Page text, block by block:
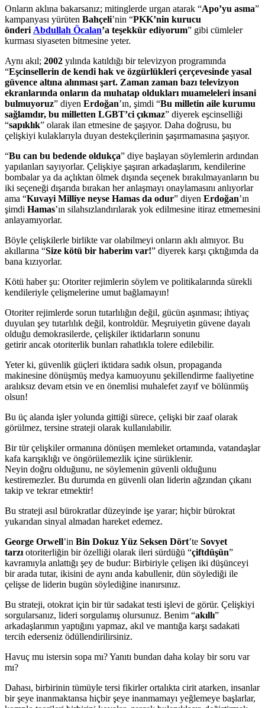
Onların aklına bakarsanız; mitinglerde urgan atarak “Apo’yu asma”
kampanyası yürüten Bahçeli’nin “PKK’nin kurucu
önderi Abdullah Öcalan’a teşekkür ediyorum” gibi cümleler
kurması siyaseten bitmesine yeter.
Aynı akıl; 2002 yılında katıldığı bir televizyon programında
“Eşcinsellerin de kendi hak ve özgürlükleri çerçevesinde yasal
güvence altına alınması şart. Zaman zaman bazı televizyon
ekranlarında onların da muhatap oldukları muameleleri insani
bulmuyoruz” diyen Erdoğan’ın, şimdi “Bu milletin aile kurumu
sağlamdır, bu milletten LGBT’ci çıkmaz” diyerek eşcinselliği
“sapıklık” olarak ilan etmesine de şaşıyor. Daha doğrusu, bu
çelişkiyi kulaklarıyla duyan destekçilerinin şaşırmamasına şaşıyor.
“Bu can bu bedende oldukça” diye başlayan söylemlerin ardından
yapılanları sayıyorlar. Çelişkiye şaşıran arkadaşlarım, kendilerine
bombalar ya da açlıktan ölmek dışında seçenek bırakılmayanların bu
iki seçeneği dışarıda bırakan her anlaşmayı onaylamasını anlıyorlar
ama “Kuvayi Milliye neyse Hamas da odur” diyen Erdoğan’ın
şimdi Hamas’ın silahsızlandırılarak yok edilmesine itiraz etmemesini
anlayamıyorlar.
Böyle çelişkilerle birlikte var olabilmeyi onların aklı almıyor. Bu
akıllarına “Size kötü bir haberim var!” diyerek karşı çıktığımda da
bana kızıyorlar.
Kötü haber şu: Otoriter rejimlerin söylem ve politikalarında sürekli
kendileriyle çelişmelerine umut bağlamayın!
Otoriter rejimlerde sorun tutarlılığın değil, gücün aşınması; ihtiyaç
duyulan şey tutarlılık değil, kontroldür. Meşruiyetin güvene dayalı
olduğu demokrasilerde, çelişkiler iktidarların sonunu
getirir ancak otoriterlik bunları rahatlıkla tolere edilebilir.
Yeter ki, güvenlik güçleri iktidara sadık olsun, propaganda
makinesine dönüşmüş medya kamuoyunu şekillendirme faaliyetine
aralıksız devam etsin ve en önemlisi muhalefet zayıf ve bölünmüş
olsun!
Bu üç alanda işler yolunda gittiği sürece, çelişki bir zaaf olarak
görülmez, tersine strateji olarak kullanılabilir.
Bir tür çelişkiler ormanına dönüşen memleket ortamında, vatandaşlar
kafa karışıklığı ve öngörülemezlik içine sürüklenir.
Neyin doğru olduğunu, ne söylemenin güvenli olduğunu
kestiremezler. Bu durumda en güvenli olan liderin ağzından çıkanı
takip ve tekrar etmektir!
Bu strateji asıl bürokratlar düzeyinde işe yarar; hiçbir bürokrat
yukarıdan sinyal almadan hareket edemez.
George Orwell’in Bin Dokuz Yüz Seksen Dört’te Sovyet
tarzı otoriterliğin bir özelliği olarak ileri sürdüğü “çiftdüşün”
kavramıyla anlattığı şey de budur: Birbiriyle çelişen iki düşünceyi
bir arada tutar, ikisini de aynı anda kabullenir, dün söylediği ile
çelişse de liderin bugün söylediğine inanırsınız.
Bu strateji, otokrat için bir tür sadakat testi işlevi de görür. Çelişkiyi
sorgularsanız, lideri sorgulamış olursunuz. Benim “akıllı”
arkadaşlarımın yaptığını yapmaz, akıl ve mantığa karşı sadakati
tercih ederseniz ödüllendirilirsiniz.
Havuç mu istersin sopa mı? Yanıtı bundan daha kolay bir soru var
mı?
Dahası, birbirinin tümüyle tersi fikirler ortalıkta cirit atarken, insanlar
bir şeye inanmaktansa hiçbir şeye inanmamayı yeğlemeye başlarlar,